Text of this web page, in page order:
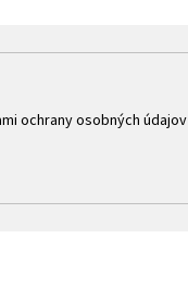
ochrany osobných údajov